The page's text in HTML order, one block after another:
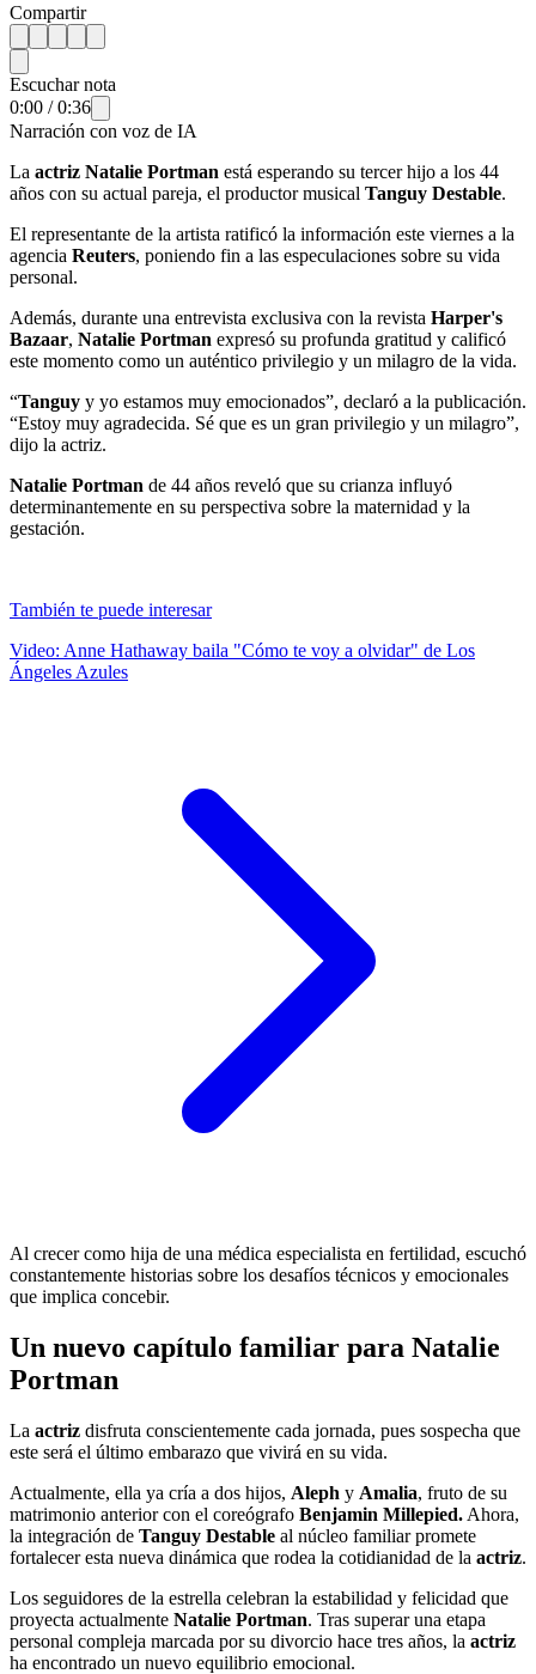
Compartir
Escuchar nota
0:00 /0:36
Narración con voz de IA
La actriz Natalie Portman está esperando su tercer hijo a los 44
años con su actual pareja, el productor musical Tanguy Destable.
El representante de la artista ratificó la información este viernes a la
agencia Reuters, poniendo fin a las especulaciones sobre su vida
personal.
Además, durante una entrevista exclusiva con la revista Harper's
Bazaar, Natalie Portman expresó su profunda gratitud y calificó
este momento como un auténtico privilegio y un milagro de la vida.
“Tanguy y yo estamos muy emocionados”, declaró a la publicación.
“Estoy muy agradecida. Sé que es un gran privilegio y un milagro”,
dijo la actriz.
Natalie Portman de 44 años reveló que su crianza influyó
determinantemente en su perspectiva sobre la maternidad y la
gestación.
También te puede interesar
Video: Anne Hathaway baila "Cómo te voy a olvidar" de Los
Ángeles Azules
Al crecer como hija de una médica especialista en fertilidad, escuchó
constantemente historias sobre los desafíos técnicos y emocionales
que implica concebir.
Un nuevo capítulo familiar para Natalie
Portman
La actriz disfruta conscientemente cada jornada, pues sospecha que
este será el último embarazo que vivirá en su vida.
Actualmente, ella ya cría a dos hijos, Aleph y Amalia, fruto de su
matrimonio anterior con el coreógrafo Benjamin Millepied. Ahora,
la integración de Tanguy Destable al núcleo familiar promete
fortalecer esta nueva dinámica que rodea la cotidianidad de la actriz.
Los seguidores de la estrella celebran la estabilidad y felicidad que
proyecta actualmente Natalie Portman. Tras superar una etapa
personal compleja marcada por su divorcio hace tres años, la actriz
ha encontrado un nuevo equilibrio emocional.